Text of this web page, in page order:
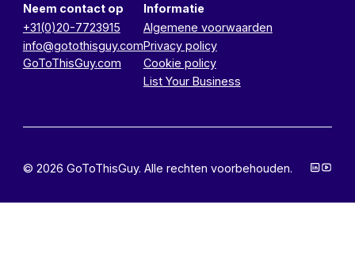
Neem contact op
+31(0)20-7723915
info@gotothisguy.com
GoToThisGuy.com
Informatie
Algemene voorwaarden
Privacy policy
Cookie policy
List Your Business
© 2026 GoToThisGuy. Alle rechten voorbehouden.